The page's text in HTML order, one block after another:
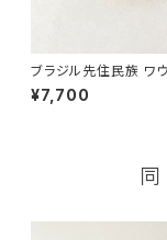
ブラジル先住民族 ワ
ーズブレスレット
周16cm
¥7,700